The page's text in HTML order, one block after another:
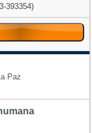
393354)
Paz